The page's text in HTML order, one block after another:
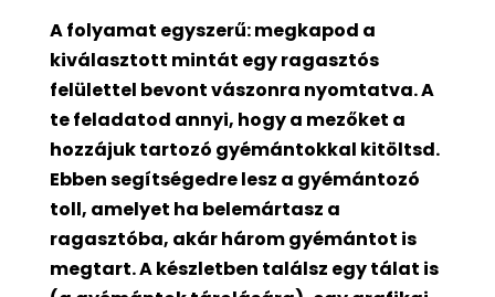
A folyamat egyszerű: megkapod a
kiválasztott mintát egy ragasztós
felülettel bevontvászonra nyomtatva. A
te feladatod annyi, hogy a mezőket a
hozzájuk tartozó gyémántokkal kitöltsd.
Ebben segítségedre lesz a gyémántozó
toll, amelyet ha belemártasz a
ragasztóba, akár három gyémántot is
megtart. A készletben találsz egy tálat is